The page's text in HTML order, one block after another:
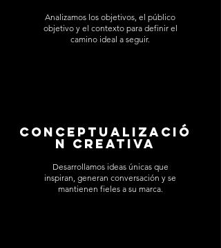
Analizamos los objetivos, el público
objetivo y el contexto para definir el
camino ideal a seguir.
Conceptualizació
n creativa
Desarrollamos ideas únicas que
inspiran, generan conversación y se
mantienen fieles a su marca.